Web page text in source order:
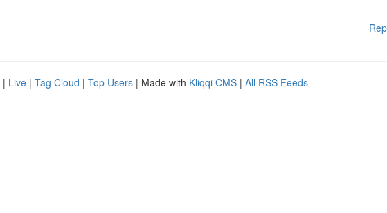
| Live | Tag Cloud | Top Users | Made with Kliqqi CMS | All RSS Feeds